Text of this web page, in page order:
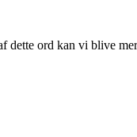
ord kan vi blive